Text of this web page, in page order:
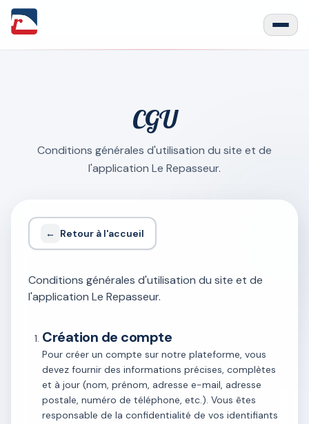
CGU
Conditions générales d'utilisation du site et de
l'application Le Repasseur.
← Retour à l'accueil
Conditions générales d'utilisation du site et de
l'application Le Repasseur.
Création de compte
Pour créer un compte sur notre plateforme, vous
devez fournir des informations précises, complètes
et à jour (nom, prénom, adresse e-mail, adresse
postale, numéro de téléphone, etc.). Vous êtes
responsable de la confidentialité de vos identifiants